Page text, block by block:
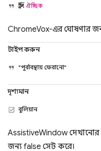
স্ট্রিং ঐচ্ছিক
ChromeVox-এর ঘোষণার জন্য
টাইপ করুন
"পূর্বাবস্থায় ফেরানো"
দৃশ্যমান
বুলিয়ান
AssistiveWindow
জন্য false সেট করে।